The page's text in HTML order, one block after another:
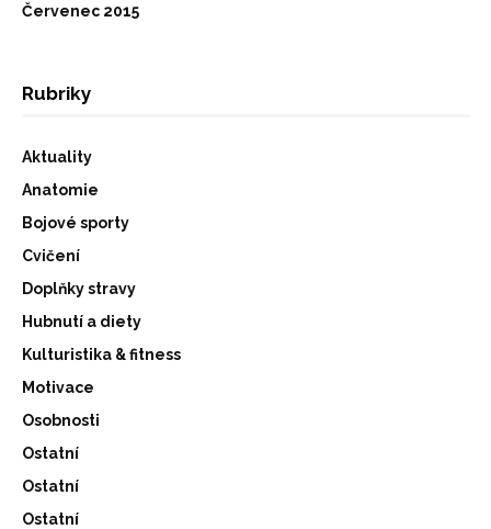
Červenec 2015
Rubriky
Aktuality
Anatomie
Bojové sporty
Cvičení
Doplňky stravy
Hubnutí a diety
Kulturistika & fitness
Motivace
Osobnosti
Ostatní
Ostatní
Ostatní